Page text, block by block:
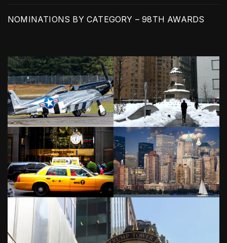
NOMINATIONS BY CATEGORY – 98TH AWARDS